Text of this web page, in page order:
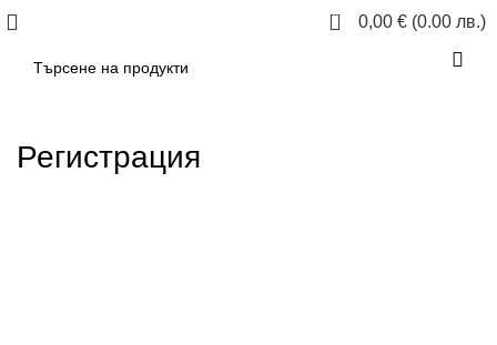
0 0,00 € (0.00 лв.)
Регистрация